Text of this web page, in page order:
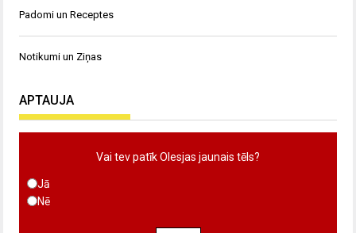
Padomi un Receptes
Notikumi un Ziņas
APTAUJA
Vai tev patīk Olesjas jaunais tēls?
Jā
Nē